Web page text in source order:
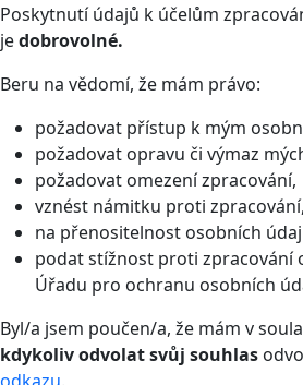
Poskytnutí údajů k účelům
jedobrovolné.
Beru na vědomí, že mám právo:
požadovat přístup k mým
požadovat opravu či výmaz
požadovat omezení zpracování,
vznést námitku proti zpracování,
na přenositelnost osobních
podat stížnost proti zpracování
Úřadu pro ochranu osobních
Byl/a jsem poučen/a, že mám v
kdykoliv odvolat svůj souhlas